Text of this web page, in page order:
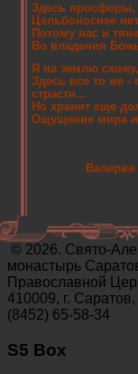
Здесь просфоры,
Цельбоноснее
Потому нас и
Во владения
Я на землю
Здесь все то же -
страсти...
Но хранит еще
Ощущение мира и
Валерия
© 2026. Свято-
монастырь
Православной
410009, г.
(8452) 65-58-34
S5 Box